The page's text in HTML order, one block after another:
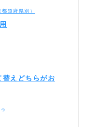
道府県別）
えどちらがお